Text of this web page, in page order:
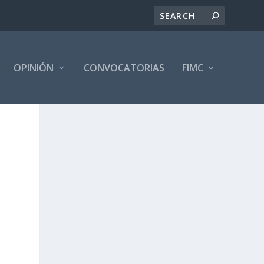
OPINIÓN CONVOCATORIAS FIMC